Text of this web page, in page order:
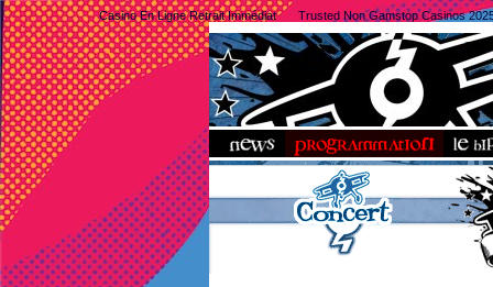
Casino En Ligne Retrait Immédiat Trusted Non Gamstop Casinos